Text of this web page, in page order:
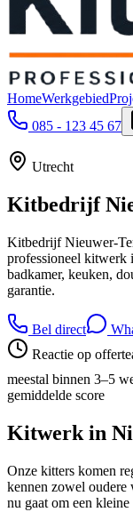
HomeWerkgebied
085 - 123 45 67
Utrecht
Kitbedrijf
Kitbedrijf Nieuwer-
professioneel
badkamer, keuken,
garantie.
Bel direct
Reactie op
meestal binnen 3–5
gemiddelde score
Kitwerk in
Onze kitters komen
kennen zowel
nu gaat om een